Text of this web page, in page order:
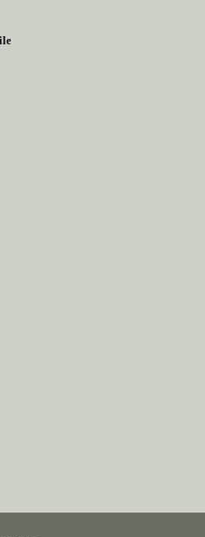
PORTELAN JAPONEZ
CEAI HANAKO,